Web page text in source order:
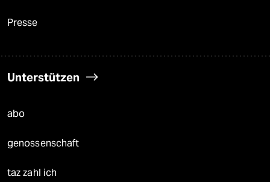
Presse
Unterstützen
abo
genossenschaft
taz zahl ich